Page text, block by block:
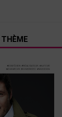
THÈME